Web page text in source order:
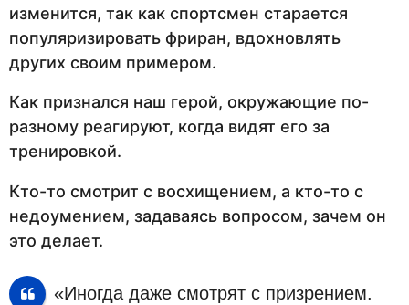
изменится, так как спортсмен старается
популяризировать фриран, вдохновлять
других своим примером.
Как признался наш герой, окружающие по-
разному реагируют, когда видят его за
тренировкой.
Кто-то смотрит с восхищением, а кто-то с
недоумением, задаваясь вопросом, зачем он
это делает.
«Иногда даже смотрят с призрением.